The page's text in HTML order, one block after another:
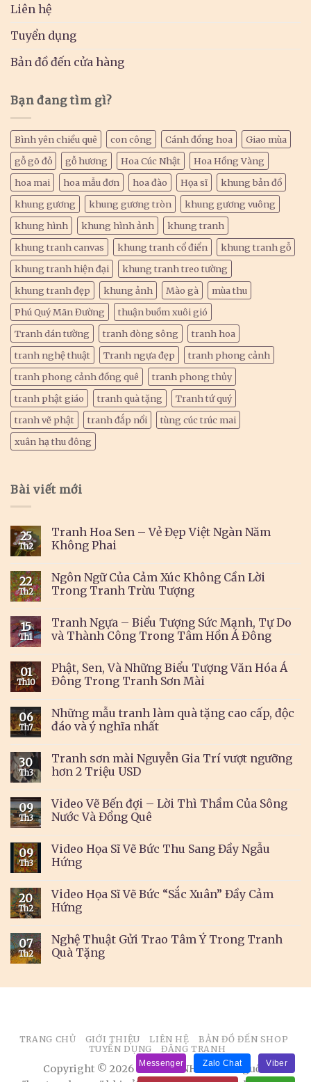
Liên hệ
Tuyển dụng
Bản đồ đến cửa hàng
Bạn đang tìm gì?
Bình yên chiều quê con công Cánh đồng hoa
Giao mùa
gỗ gõ đỏ
gỗ hương Hoa Cúc Nhật
Hoa Hồng Vàng
hoa mai
hoa mẫu đơn hoa đào Họa sĩ
khung bản đồ
khung gương
khung gương tròn
khung gương vuông
khung hình
khung hình ảnh
khung tranh
khung tranh canvas
khung tranh cổ điển
khung tranh gỗ
khung tranh hiện đại
khung tranh treo tường
khung tranh đẹp
khung ảnh Mào gà
mùa thu
Phú Quý Mãn Đường
thuận buồm xuôi gió
Tranh dán tường
tranh dòng sông
tranh hoa
tranh nghệ thuật
Tranh ngựa đẹp
tranh phong cảnh
tranh phong cảnh đồng quê
tranh phong thủy
tranh phật giáo
tranh quà tặng
Tranh tứ quý
tranh vẽ phật
tranh đắp nổi
tùng cúc trúc mai
xuân hạ thu đông
Bài viết mới
25
Th2
Tranh Hoa Sen – Vẻ Đẹp Việt Ngàn Năm
Không Phai
22
Th2
Ngôn Ngữ Của Cảm Xúc Không Cần Lời
Trong Tranh Trừu Tượng
15
Th1
Tranh Ngựa – Biểu Tượng Sức Mạnh, Tự Do
và Thành Công Trong Tâm Hồn Á Đông
01
Th10
Phật, Sen, Và Những Biểu Tượng Văn Hóa Á
Đông Trong Tranh Sơn Mài
06
Th7
Những mẫu tranh làm quà tặng cao cấp, độc
đáo và ý nghĩa nhất
30
Th3
Tranh sơn mài Nguyễn Gia Trí vượt ngưỡng
hơn 2 Triệu USD
09
Th3
Video Vẽ Bến đợi – Lời Thì Thầm Của Sông
Nước Và Đồng Quê
09
Th3
Video Họa Sĩ Vẽ Bức Thu Sang Đầy Ngẫu
Hứng
20
Th2
Video Họa Sĩ Vẽ Bức “Sắc Xuân” Đầy Cảm
Hứng
07
Th2
Nghệ Thuật Gửi Trao Tâm Ý Trong Tranh
Quà Tặng
TRANG CHỦ GIỚI THIỆU LIÊN HỆ
BẢN ĐỒ ĐẾN SHOP
TUYỂN DỤNG
ĐĂNG TRANH
Copyright © 2026 BÁN TRANH. Ghi rõ nguồnViber
Zalo Chat
Messenger